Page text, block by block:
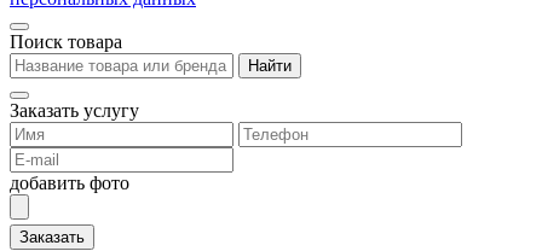
Поиск товара
Найти
Заказать услугу
добавить фото
Заказать